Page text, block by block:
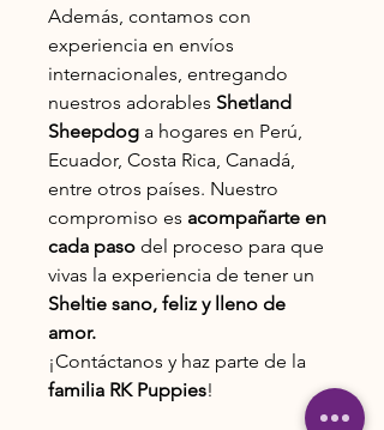
Además, contamos con
experiencia en envíos
internacionales, entregando
nuestros adorables Shetland
Sheepdog a hogares en Perú,
Ecuador, Costa Rica, Canadá,
entre otros países. Nuestro
compromiso es acompañarte en
cada paso del proceso para que
vivas la experiencia de tener un
Sheltie sano, feliz y lleno de
amor.
¡Contáctanos y haz parte de la
familia RK Puppies!